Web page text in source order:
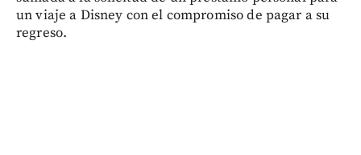
un viaje a Disney con el compromiso de pagar a su
regreso.